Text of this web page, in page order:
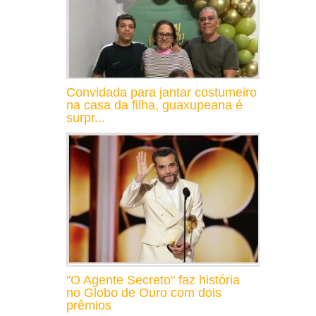
Convidada para jantar costumeiro
na casa da filha, guaxupeana é
surpr...
"O Agente Secreto" faz história
no Globo de Ouro com dois
prêmios